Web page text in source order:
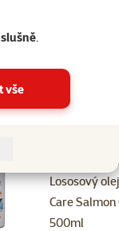
.
vše
Lososový
Care Salmon
500ml
Hodnocení